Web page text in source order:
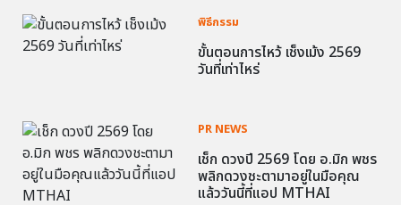
พิธีกรรม
ขั้นตอนการไหว้ เช็งเม้ง 2569
วันที่เท่าไหร่
PR NEWS
เช็ก ดวงปี 2569 โดย อ.มิก พชร
พลิกดวงชะตามาอยู่ในมือคุณ
แล้ววันนี้ที่แอป MTHAI